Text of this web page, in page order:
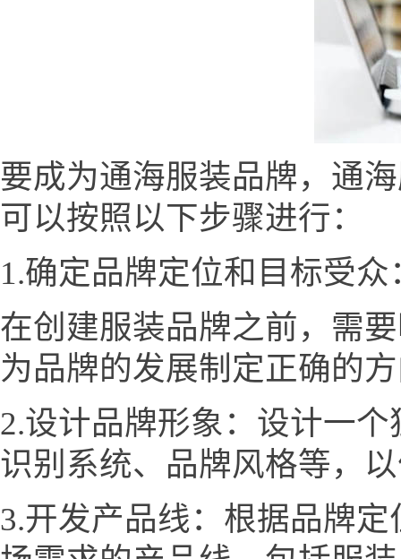
要成为通海服装品牌，通
可以按照以下步骤进行：
1.确定品牌定位和目标受众
在创建服装品牌之前，需
为品牌的发展制定正确的
2.设计品牌形象：设计一
识别系统、品牌风格等，
3.开发产品线：根据品牌